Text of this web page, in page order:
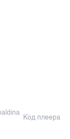
Код плеера